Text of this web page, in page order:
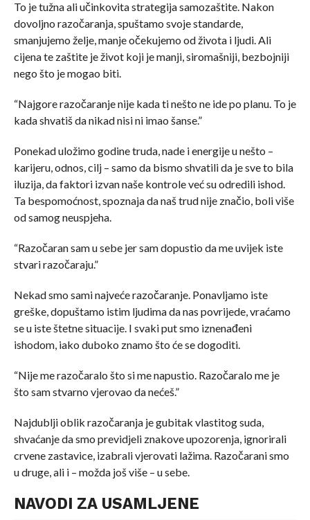
To je tužna ali učinkovita strategija samozaštite. Nakon
dovoljno razočaranja, spuštamo svoje standarde,
smanjujemo želje, manje očekujemo od života i ljudi. Ali
cijena te zaštite je život koji je manji, siromašniji, bezbojniji
nego što je mogao biti.
“Najgore razočaranje nije kada ti nešto ne ide po planu. To je
kada shvatiš da nikad nisi ni imao šanse.”
Ponekad uložimo godine truda, nade i energije u nešto –
karijeru, odnos, cilj – samo da bismo shvatili da je sve to bila
iluzija, da faktori izvan naše kontrole već su odredili ishod.
Ta bespomoćnost, spoznaja da naš trud nije značio, boli više
od samog neuspjeha.
“Razočaran sam u sebe jer sam dopustio da me uvijek iste
stvari razočaraju.”
Nekad smo sami najveće razočaranje. Ponavljamo iste
greške, dopuštamo istim ljudima da nas povrijede, vraćamo
se u iste štetne situacije. I svaki put smo iznenađeni
ishodom, iako duboko znamo što će se dogoditi.
“Nije me razočaralo što si me napustio. Razočaralo me je
što sam stvarno vjerovao da nećeš.”
Najdublji oblik razočaranja je gubitak vlastitog suda,
shvaćanje da smo previdjeli znakove upozorenja, ignorirali
crvene zastavice, izabrali vjerovati lažima. Razočarani smo
u druge, ali i – možda još više – u sebe.
NAVODI ZA USAMLJENE